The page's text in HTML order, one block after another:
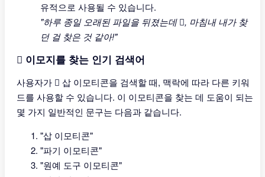
유적으로 사용될 수 있습니다.
"하루 종일 오래된 파일을 뒤졌는데 🪏, 마침내 내가 찾
던 걸 찾은 것 같아!"
🪏 이모지를 찾는 인기 검색어
사용자가 🪏 삽 이모티콘을 검색할 때, 맥락에 따라 다른 키워
드를 사용할 수 있습니다. 이 이모티콘을 찾는 데 도움이 되는
몇 가지 일반적인 문구는 다음과 같습니다.
"삽 이모티콘"
"파기 이모티콘"
"원예 도구 이모티콘"